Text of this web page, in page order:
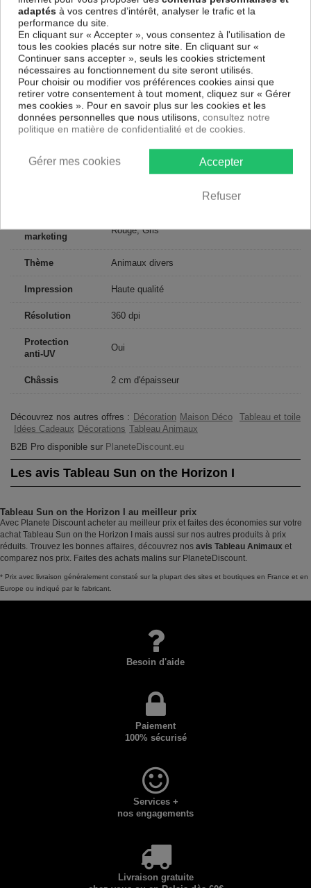
UV, inodore et 100 % sûr, parfait même pour la chambre à coucher et la
chambre des enfants.
Notre large choix de tableaux tendances et modernes constituent un
moyen simple et pas cher de donner une nouvelle touche à vos
intérieurs, il y en a pour tous les goût.
Descriptif technique
Matériaux MDF
Collection Artgeist
200x80 cm, 225x90 cm
marketing
Rouge, Gris
Thème Animaux divers
Impression Haute qualité
Résolution 360 dpi
Protection
anti-UV
Oui
Châssis 2 cm d'épaisseur
Découvrez nos autres offres : Décoration Maison Déco
Tableau et toile
Idées Cadeaux Décorations Tableau Animaux
B2B Pro disponible sur PlaneteDiscount.eu
Les avis Tableau Sun on the Horizon I
Tableau Sun on the Horizon I au meilleur prix
Avec Planete Discount acheter au meilleur prix et faites des économies sur votre
achat Tableau Sun on the Horizon I mais aussi sur nos autres produits à prix
réduits. Trouvez les bonnes affaires, découvrez nos avis Tableau Animaux et
comparez nos prix. Faites des achats malins sur PlaneteDiscount.
* Prix avec livraison généralement constaté sur la plupart des sites et boutiques en France et en
Europe ou indiqué par le fabricant.
Besoin d'aide
Paiement
100% sécurisé
Services +
nos engagements
Livraison gratuite
adaptés à vos centres d’intérêt, analyser le trafic et la
performance du site.
En cliquant sur « Accepter », vous consentez à l'utilisation de
tous les cookies placés sur notre site. En cliquant sur «
Continuer sans accepter », seuls les cookies strictement
nécessaires au fonctionnement du site seront utilisés.
Pour choisir ou modifier vos préférences cookies ainsi que
retirer votre consentement à tout moment, cliquez sur « Gérer
mes cookies ». Pour en savoir plus sur les cookies et les
données personnelles que nous utilisons, consultez notre
politique en matière de confidentialité et de cookies.
Accepter
Refuser
Gérer mes cookies